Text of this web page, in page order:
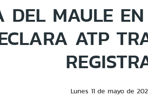
DEL MAULE
ATP
Lunes 11 de mayo de